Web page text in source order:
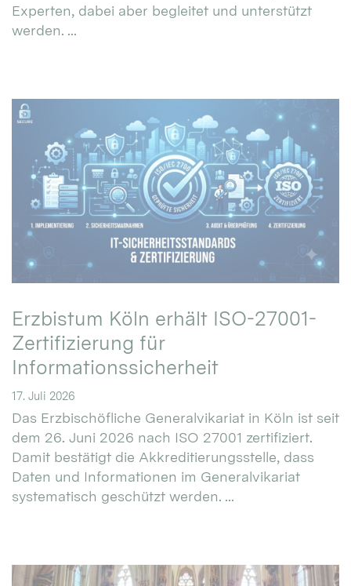
Experten, dabei aber begleitet und unterstützt
werden. ...
Erzbistum Köln erhält ISO-27001-
Zertifizierung für
Informationssicherheit
17. Juli 2026
Das Erzbischöfliche Generalvikariat in Köln ist seit
dem 26. Juni 2026 nach ISO 27001 zertifiziert.
Damit bestätigt die Akkreditierungsstelle, dass
Daten und Informationen im Generalvikariat
systematisch geschützt werden. ...